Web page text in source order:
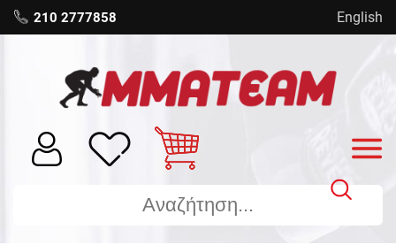
210 2777858 English